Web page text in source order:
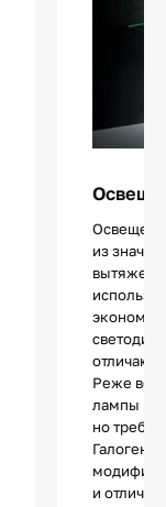
из
вытяжек.
Реже
лампы
но
и